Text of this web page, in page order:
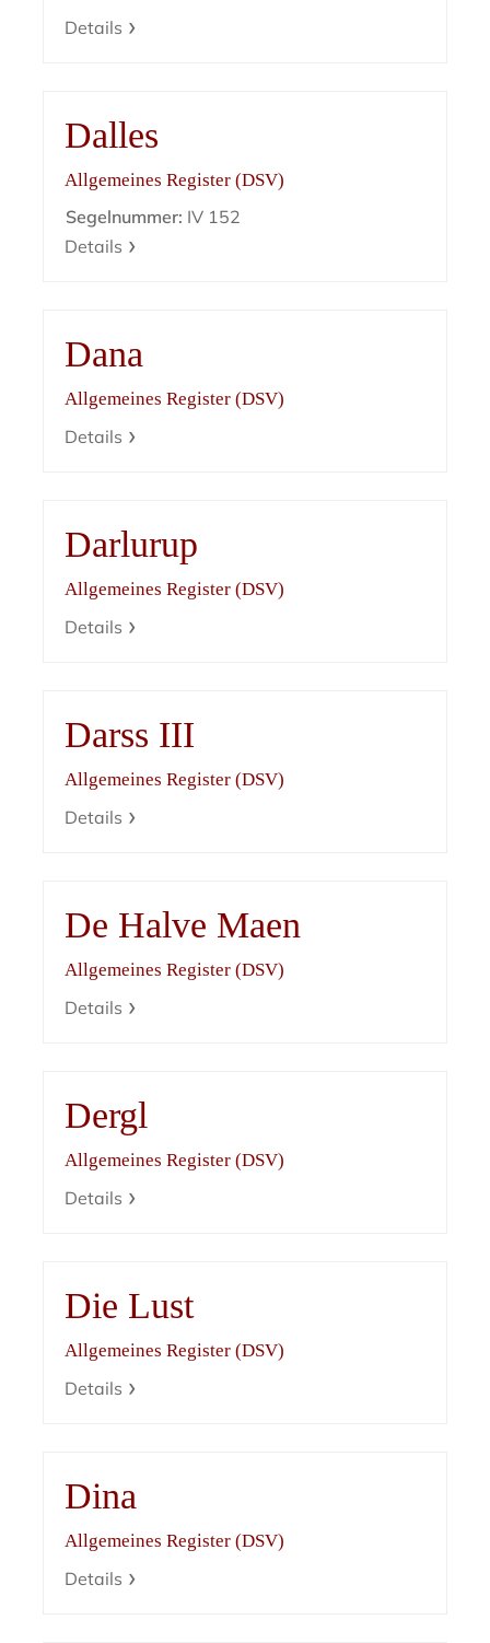
Details
Dalles
Allgemeines Register (DSV)
Segelnummer: IV 152
Details
Dana
Allgemeines Register (DSV)
Details
Darlurup
Allgemeines Register (DSV)
Details
Darss III
Allgemeines Register (DSV)
Details
De Halve Maen
Allgemeines Register (DSV)
Details
Dergl
Allgemeines Register (DSV)
Details
Die Lust
Allgemeines Register (DSV)
Details
Dina
Allgemeines Register (DSV)
Details